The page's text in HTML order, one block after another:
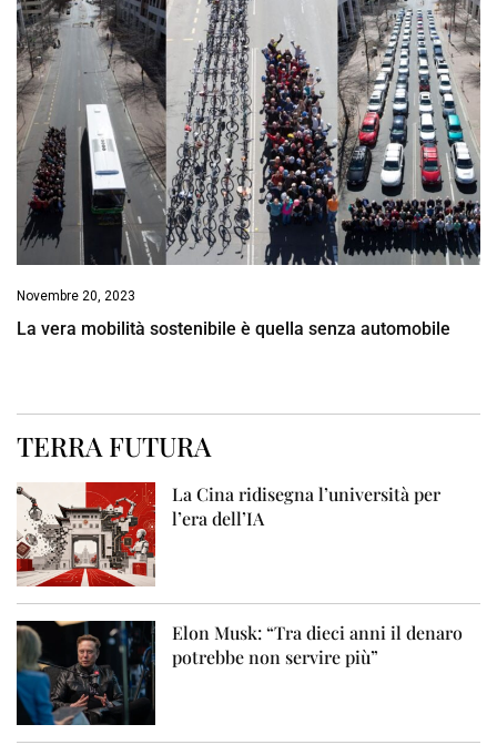
Novembre 20, 2023
La vera mobilità sostenibile è quella senza automobile
TERRA FUTURA
La Cina ridisegna l’università per
l’era dell’IA
Elon Musk: “Tra dieci anni il denaro
potrebbe non servire più”